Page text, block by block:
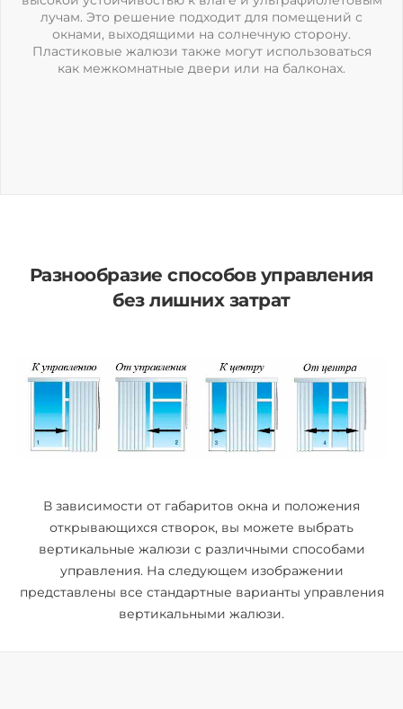
лучам. Это решение подходит для помещений с
окнами, выходящими на солнечную сторону.
Пластиковые жалюзи также могут использоваться
как межкомнатные двери или на балконах.
Разнообразие способов управления
без лишних затрат
В зависимости от габаритов окна и положения
открывающихся створок, вы можете выбрать
вертикальные жалюзи с различными способами
управления. На следующем изображении
представлены все стандартные варианты управления
вертикальными жалюзи.